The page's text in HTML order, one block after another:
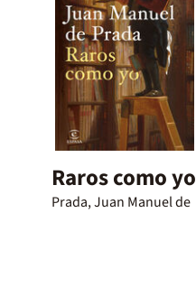
Raros como yo
Prada, Juan Manuel de